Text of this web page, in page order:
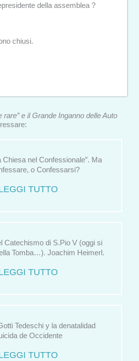
della assemblea ?
chiusi.
rare” e il Grande Inganno delle Auto
Chiesa nel Confessionale”. Ma
o Confessarsi?
TUTTO
Catechismo di S.Pio V (oggi si
Tomba…). Joachim Heimerl.
TUTTO
Tedeschi y la denatalidad
de Occidente
TUTTO